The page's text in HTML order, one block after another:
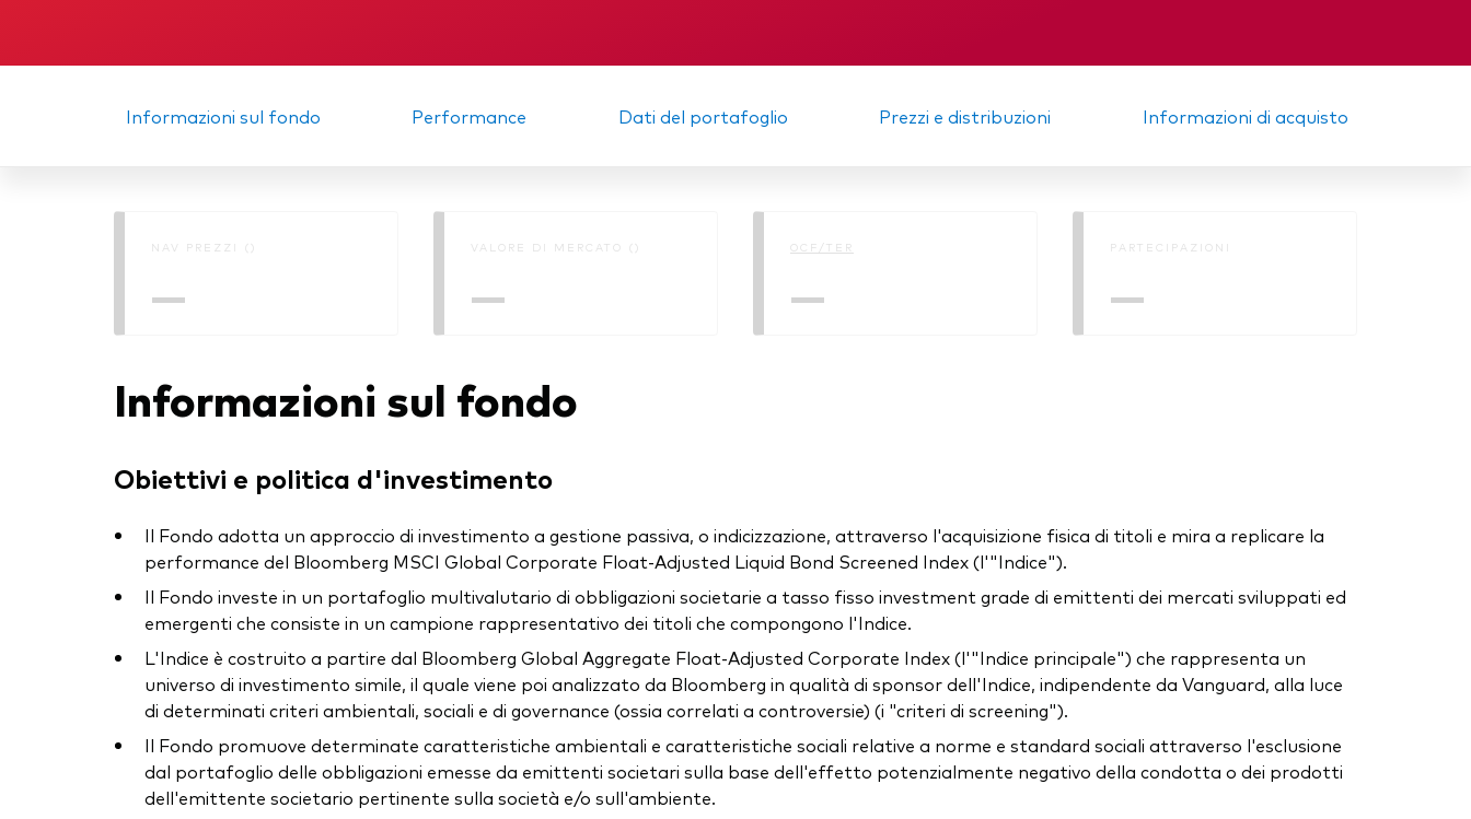
Mercato monetario
Informazioni sul fondo Performance Dati del portafoglio Prezzi e distribuzioni Informazioni di acquisto
NAV PREZZI ()
—
VALORE DI MERCATO ()
—
OCF/TER
—
PARTECIPAZIONI
—
Informazioni sul fondo
Obiettivi e politica d'investimento
Il Fondo adotta un approccio di investimento a gestione passiva, o indicizzazione, attraverso l'acquisizione fisica di titoli e mira a replicare la
performance del Bloomberg MSCI Global Corporate Float-Adjusted Liquid Bond Screened Index (l'"Indice").
Il Fondo investe in un portafoglio multivalutario di obbligazioni societarie a tasso fisso investment grade di emittenti dei mercati sviluppati ed
emergenti che consiste in un campione rappresentativo dei titoli che compongono l'Indice.
L'Indice è costruito a partire dal Bloomberg Global Aggregate Float-Adjusted Corporate Index (l'"Indice principale") che rappresenta un
universo di investimento simile, il quale viene poi analizzato da Bloomberg in qualità di sponsor dell'Indice, indipendente da Vanguard, alla luce
di determinati criteri ambientali, sociali e di governance (ossia correlati a controversie) (i "criteri di screening").
Il Fondo promuove determinate caratteristiche ambientali e caratteristiche sociali relative a norme e standard sociali attraverso l'esclusione
dal portafoglio delle obbligazioni emesse da emittenti societari sulla base dell'effetto potenzialmente negativo della condotta o dei prodotti
dell'emittente societario pertinente sulla società e/o sull'ambiente.